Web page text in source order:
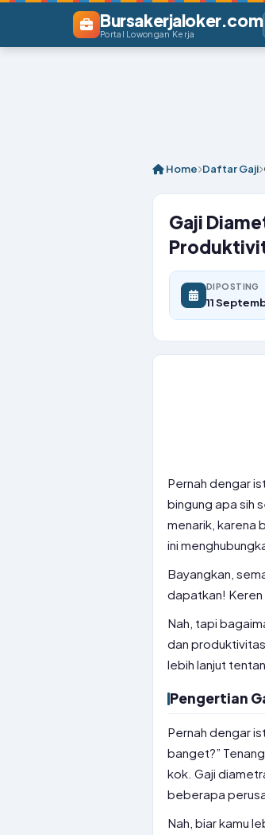
Bursakerjaloker.com
Portal Lowongan Kerja
Home Daftar Gaji
Gaji
DIPOSTING
11
Pernah dengar
bingung apa sih
menarik, karena
ini
Bayangkan,
dapatkan! Keren
Nah, tapi
dan
lebih lanjut
Pengertian
Pernah dengar
banget?”
kok. Gaji
beberapa
Nah, biar kamu